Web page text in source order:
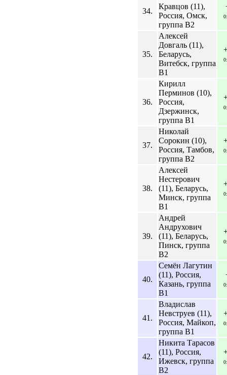
34.
Кравцов (11),
Россия, Омск,
группа B2
35.
Алексей
Довгаль (11),
Беларусь,
Витебск, группа
B1
36.
Кирилл
Перминов (10),
Россия,
Дзержинск,
группа B1
37.
Николай
Сорокин (10),
Россия, Тамбов,
группа B2
38.
Алексей
Нестерович
(11), Беларусь,
Минск, группа
B1
39.
Андрей
Андрухович
(11), Беларусь,
Пинск, группа
B2
40.
Семён Лагутин
(11), Россия,
Казань, группа
B1
41.
Владислав
Невструев (11),
Россия, Майкоп,
группа B1
42.
Никита Тарасов
(11), Россия,
Ижевск, группа
B2